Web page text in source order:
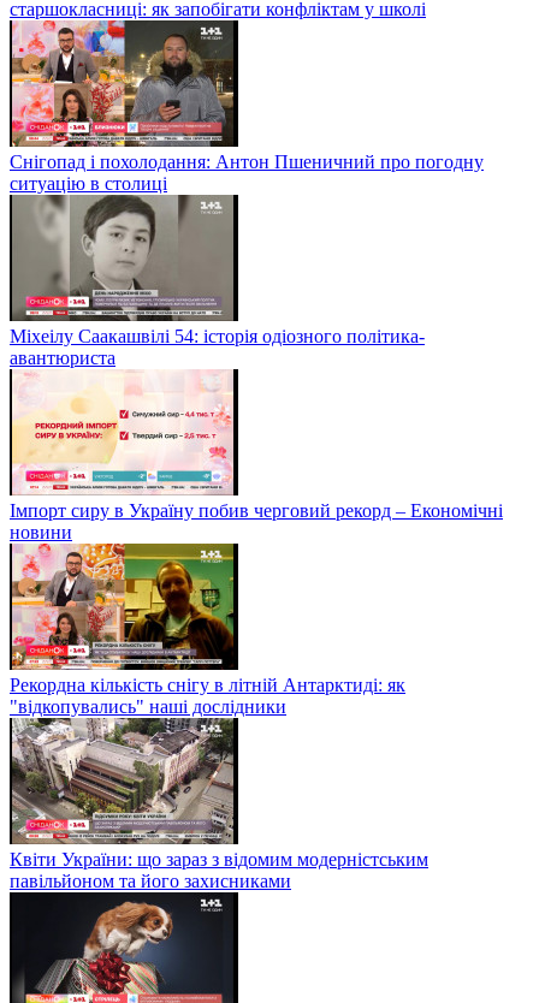
старшокласниці: як запобігати конфліктам у школі
Снігопад і похолодання: Антон Пшеничний про погодну
ситуацію в столиці
Міхеілу Саакашвілі 54: історія одіозного політика-
авантюриста
Імпорт сиру в Україну побив черговий рекорд – Економічні
новини
Рекордна кількість снігу в літній Антарктиді: як
"відкопувались" наші дослідники
Квіти України: що зараз з відомим модерністським
павільйоном та його захисниками